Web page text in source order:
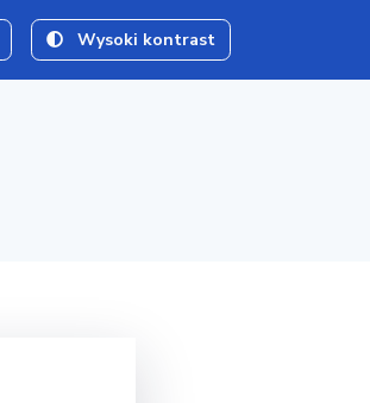
Wysoki kontrast